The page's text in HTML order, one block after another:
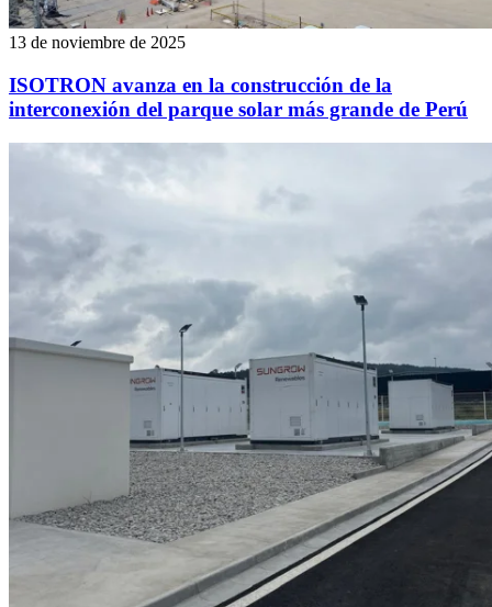
13 de noviembre de 2025
ISOTRON avanza en la construcción de la
interconexión del parque solar más grande de Perú